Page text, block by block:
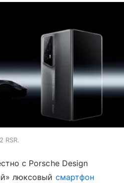
RSR.
с Porsche Design
люксовый смартфон